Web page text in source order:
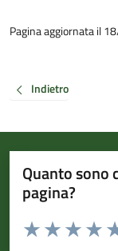
Pagina aggiornata il
Indietro
Quanto sono
pagina?
Valuta da 1 a 5 stelle